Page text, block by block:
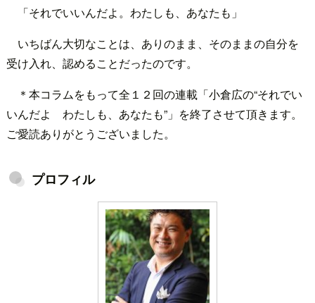
「それでいいんだよ。わたしも、あなたも」
いちばん大切なことは、ありのまま、そのままの自分を
受け入れ、認めることだったのです。
＊本コラムをもって全１２回の連載「小倉広の“それでい
いんだよ わたしも、あなたも”」を終了させて頂きます。
ご愛読ありがとうございました。
プロフィル